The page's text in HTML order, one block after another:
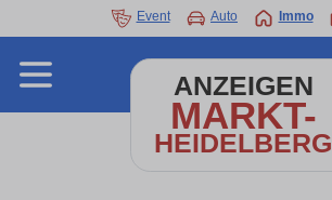
Event Auto Immo
ANZEIGEN
MARKT-
HEIDELBERG